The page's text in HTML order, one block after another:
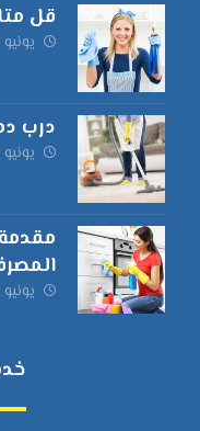
قل
يونيو 10, 2017
درب
يونيو 10, 2017
يونيو 10, 2017